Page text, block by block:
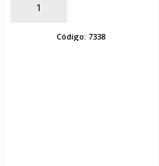
AÑADIR
Código: 7338